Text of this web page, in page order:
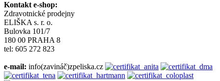
Kontakt e-shop:
Zdravotnické prodejny
ELIŠKA s. r. o.
Bulovka 101/7
180 00 PRAHA 8
tel: 605 272 823
e-mail: info(zavináč)zpeliska.cz